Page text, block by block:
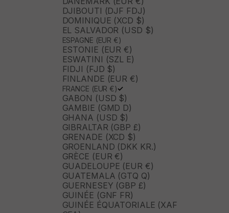
DJIBOUTI (DJF FDJ)
DOMINIQUE (XCD $)
EL SALVADOR (USD $)
ESPAGNE (EUR €)
ESTONIE (EUR €)
ESWATINI (SZL E)
FIDJI (FJD $)
FINLANDE (EUR €)
FRANCE (EUR €)
GABON (USD $)
GAMBIE (GMD D)
GHANA (USD $)
GIBRALTAR (GBP £)
GRENADE (XCD $)
GROENLAND (DKK KR.)
GRÈCE (EUR €)
GUADELOUPE (EUR €)
GUATEMALA (GTQ Q)
GUERNESEY (GBP £)
GUINÉE (GNF FR)
GUINÉE ÉQUATORIALE (XAF